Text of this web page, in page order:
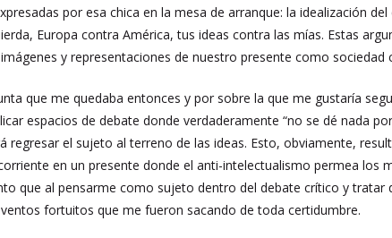
por esa chica en la mesa de arranque: la idealización
Europa contra América, tus ideas contra las mías. Estas
y representaciones de nuestro presente como sociedad
que me quedaba entonces y por sobre la que me gustaría
espacios de debate donde verdaderamente “no se dé nada
regresar el sujeto al terreno de las ideas. Esto, obviamente,
en un presente donde el anti-intelectualismo permea los
que al pensarme como sujeto dentro del debate crítico y
fortuitos que me fueron sacando de toda certidumbre.